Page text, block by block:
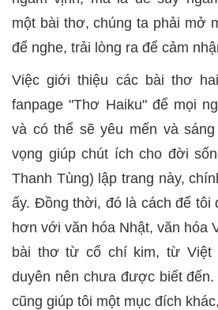
một bài thơ, chúng ta phải mở
để nghe, trải lòng ra để cảm
Việc giới thiệu các bài thơ
fanpage "Thơ Haiku" để mọi
và có thể sẽ yêu mến và
vọng giúp chút ích cho đời
Thanh Tùng) lập trang này,
ấy. Đồng thời, đó là cách để tôi
hơn với văn hóa Nhật, văn hóa
bài thơ từ cổ chí kim, từ Việt
duyên nên chưa được biết
cũng giúp tôi một mục đích